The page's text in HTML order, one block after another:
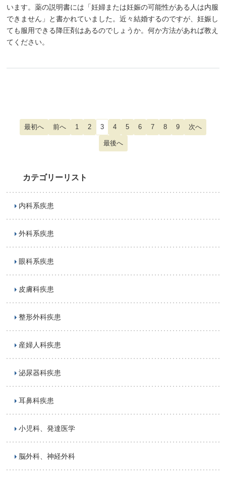
います。薬の説明書には「妊婦または妊娠の可能性がある人は内服
できません」と書かれていました。近々結婚するのですが、妊娠し
ても服用できる降圧剤はあるのでしょうか。何か方法があれば教え
てください。
1 2 3 4 5 6 7 8 9
カテゴリーリスト
内科系疾患
外科系疾患
眼科系疾患
皮膚科疾患
整形外科疾患
産婦人科疾患
泌尿器科疾患
耳鼻科疾患
小児科、発達医学
脳外科、神経外科